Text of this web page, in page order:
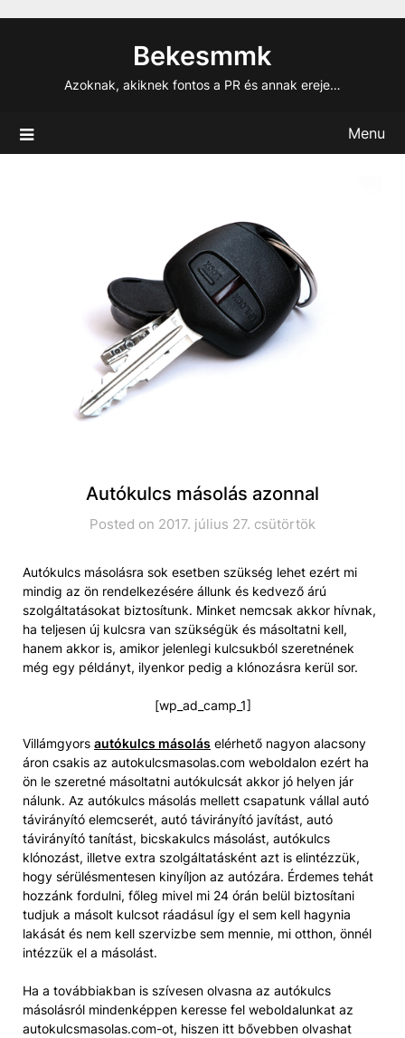
Bekesmmk
Azoknak, akiknek fontos a PR és annak ereje…
Menu
Autókulcs másolás azonnal
Posted on 2017. július 27. csütörtök
Autókulcs másolásra sok esetben szükség lehet ezért mi
mindig az ön rendelkezésére állunk és kedvező árú
szolgáltatásokat biztosítunk. Minket nemcsak akkor hívnak,
ha teljesen új kulcsra van szükségük és másoltatni kell,
hanem akkor is, amikor jelenlegi kulcsukból szeretnének
még egy példányt, ilyenkor pedig a klónozásra kerül sor.
[wp_ad_camp_1]
Villámgyors autókulcs másolás elérhető nagyon alacsony
áron csakis az autokulcsmasolas.com weboldalon ezért ha
ön le szeretné másoltatni autókulcsát akkor jó helyen jár
nálunk. Az autókulcs másolás mellett csapatunk vállal autó
távirányító elemcserét, autó távirányító javítást, autó
távirányító tanítást, bicskakulcs másolást, autókulcs
klónozást, illetve extra szolgáltatásként azt is elintézzük,
hogy sérülésmentesen kinyíljon az autózára. Érdemes tehát
hozzánk fordulni, főleg mivel mi 24 órán belül biztosítani
tudjuk a másolt kulcsot ráadásul így el sem kell hagynia
lakását és nem kell szervizbe sem mennie, mi otthon, önnél
intézzük el a másolást.
Ha a továbbiakban is szívesen olvasna az autókulcs
másolásról mindenképpen keresse fel weboldalunkat az
autokulcsmasolas.com-ot, hiszen itt bővebben olvashat